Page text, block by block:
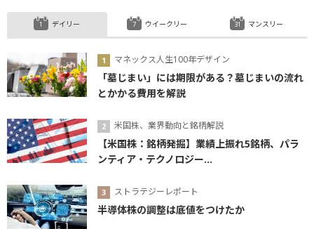
デイリー
マネックス人生100年デザイン
「墓じまい」には期限がある？墓じまいの流れ
とかかる費用を解説
米国株、業界動向と銘柄解説
【米国株：銘柄発掘】業績上振れ5銘柄、パラ
ンティア・テクノロジー...
ストラテジーレポート
半導体株の調整は底値をつけたか
ウイークリー マンスリー